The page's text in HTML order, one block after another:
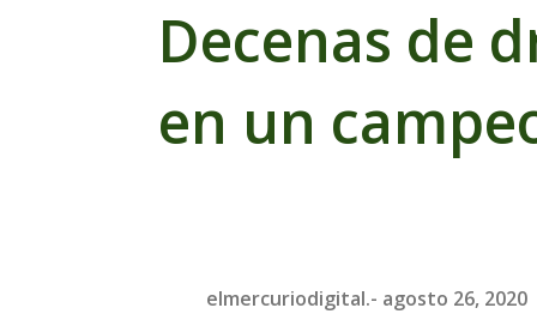
Decenas de
en un
elmercuriodigital.- agosto 26, 2020